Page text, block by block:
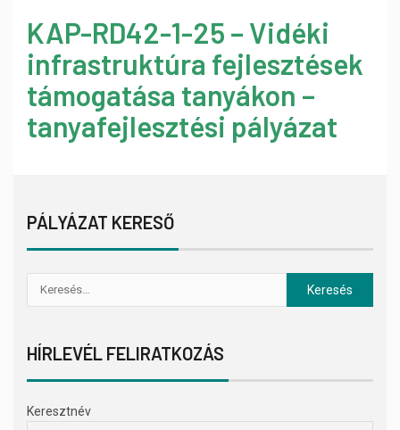
KAP-RD42-1-25 – Vidéki
infrastruktúra fejlesztések
támogatása tanyákon –
tanyafejlesztési pályázat
PÁLYÁZAT KERESŐ
HÍRLEVÉL FELIRATKOZÁS
Keresztnév